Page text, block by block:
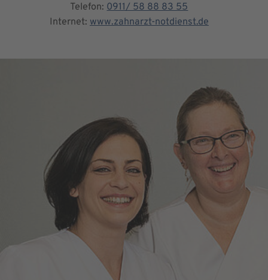
Telefon: 0911/ 58 88 83 55
Internet: www.zahnarzt-notdienst.de